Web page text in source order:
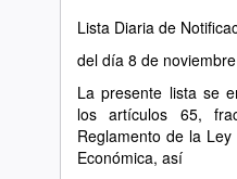
Lista Diaria de
del día 8 de
La presente lista se
los artículos 65,
Reglamento de la
Económica, así